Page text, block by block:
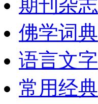
期刊杂志
佛学词典
语言文字
常用经典